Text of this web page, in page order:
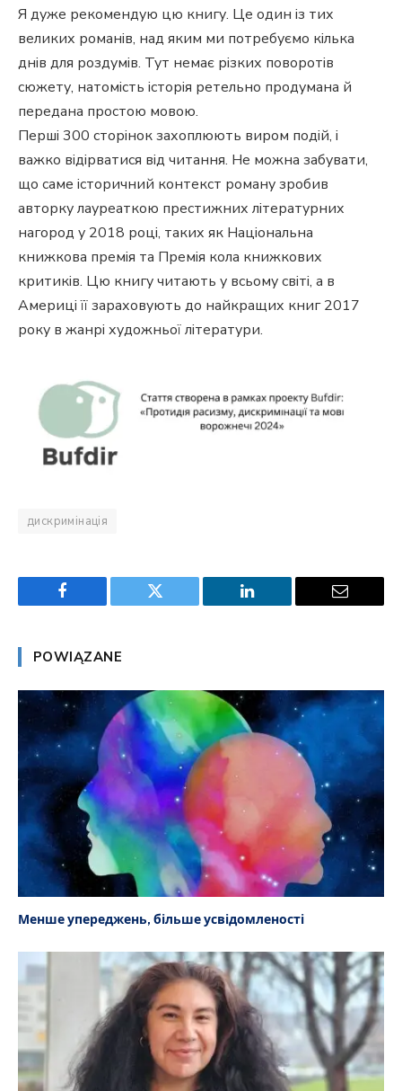
Я дуже рекомендую цю книгу. Це один із тих
великих романів, над яким ми потребуємо кілька
днів для роздумів. Тут немає різких поворотів
сюжету, натомість історія ретельно продумана й
передана простою мовою.
Перші 300 сторінок захоплюють виром подій, і
важко відірватися від читання. Не можна забувати,
що саме історичний контекст роману зробив
авторку лауреаткою престижних літературних
нагород у 2018 році, таких як Національна
книжкова премія та Премія кола книжкових
критиків. Цю книгу читають у всьому світі, а в
Америці її зараховують до найкращих книг 2017
року в жанрі художньої літератури.
дискримінація
Facebook Twitter LinkedIn Email
POWIĄZANE
Менше упереджень, більше усвідомленості